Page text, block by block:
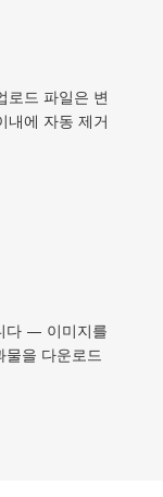
로드 파일은 변
내에 자동 제거
다 — 이미지를
물을 다운로드